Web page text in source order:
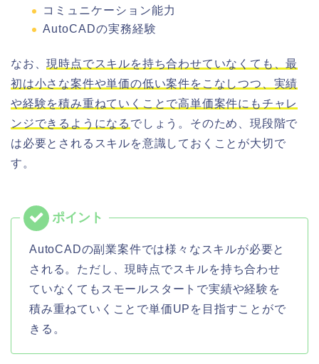
コミュニケーション能力
AutoCADの実務経験
なお、現時点でスキルを持ち合わせていなくても、最
初は小さな案件や単価の低い案件をこなしつつ、実績
や経験を積み重ねていくことで高単価案件にもチャレ
ンジできるようになる でしょう。そのため、現段階で
は必要とされるスキルを意識しておくことが大切で
す。
AutoCADの副業案件では様々なスキルが必要と
される。ただし、現時点でスキルを持ち合わせ
ていなくてもスモールスタートで実績や経験を
積み重ねていくことで単価UPを目指すことがで
きる。